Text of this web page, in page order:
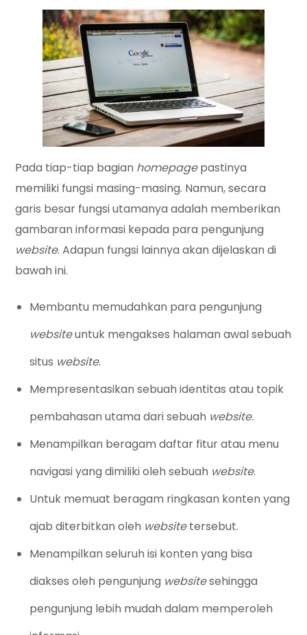
Pada tiap-tiap bagian homepagepastinya
memiliki fungsi masing-masing. Namun, secara
garis besar fungsi utamanya adalah memberikan
gambaran informasi kepada para pengunjung
website. Adapun fungsi lainnya akan dijelaskan di
bawah ini.
Membantu memudahkan para pengunjung
websiteuntuk mengakses halaman awal sebuah
situs website.
Mempresentasikan sebuah identitas atau topik
pembahasan utama dari sebuah website.
Menampilkan beragam daftar fitur atau menu
navigasi yang dimiliki oleh sebuah website.
Untuk memuat beragam ringkasan konten yang
ajab diterbitkan oleh websitetersebut.
Menampilkan seluruh isi konten yang bisa
diakses oleh pengunjung websitesehingga
pengunjung lebih mudah dalam memperoleh